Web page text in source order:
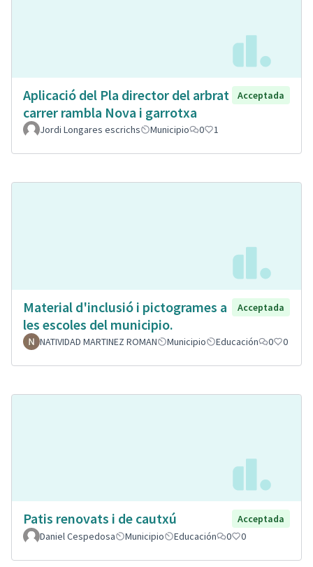
Aplicació del Pla director del arbrat
carrer rambla Nova i garrotxa
Acceptada
Jordi Longares escrichs Municipio 0 1
Material d'inclusió i pictogrames a
les escoles del municipio.
Acceptada
NATIVIDAD MARTINEZ ROMAN Municipio Educación 0 0
Patis renovats i de cautxú
Acceptada
Daniel Cespedosa
Municipio Educación 0 0